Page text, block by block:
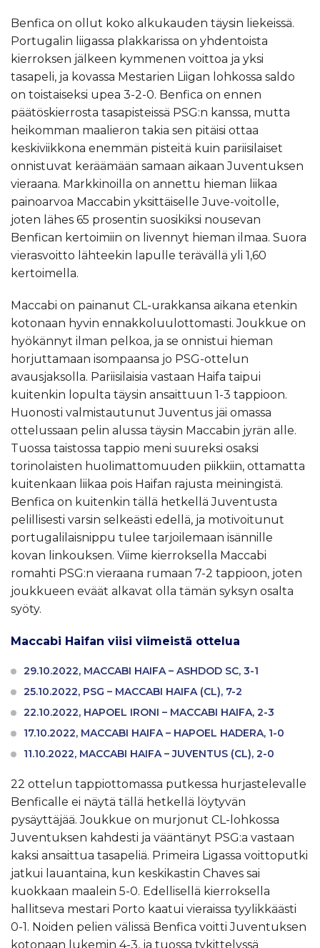
Benfica on ollut koko alkukauden täysin liekeissä.
Portugalin liigassa plakkarissa on yhdentoista
kierroksen jälkeen kymmenen voittoa ja yksi
tasapeli, ja kovassa Mestarien Liigan lohkossa saldo
on toistaiseksi upea 3-2-0. Benfica on ennen
päätöskierrosta tasapisteissä PSG:n kanssa, mutta
heikomman maalieron takia sen pitäisi ottaa
keskiviikkona enemmän pisteitä kuin pariisilaiset
onnistuvat keräämään samaan aikaan Juventuksen
vieraana. Markkinoilla on annettu hieman liikaa
painoarvoa Maccabin yksittäiselle Juve-voitolle,
joten lähes 65 prosentin suosikiksi nousevan
Benfican kertoimiin on livennyt hieman ilmaa. Suora
vierasvoitto lähteekin lapulle terävällä yli 1,60
kertoimella.
Maccabi on painanut CL-urakkansa aikana etenkin
kotonaan hyvin ennakkoluulottomasti. Joukkue on
hyökännyt ilman pelkoa, ja se onnistui hieman
horjuttamaan isompaansa jo PSG-ottelun
avausjaksolla. Pariisilaisia vastaan Haifa taipui
kuitenkin lopulta täysin ansaittuun 1-3 tappioon.
Huonosti valmistautunut Juventus jäi omassa
ottelussaan pelin alussa täysin Maccabin jyrän alle.
Tuossa taistossa tappio meni suureksi osaksi
torinolaisten huolimattomuuden piikkiin, ottamatta
kuitenkaan liikaa pois Haifan rajusta meiningistä.
Benfica on kuitenkin tällä hetkellä Juventusta
pelillisesti varsin selkeästi edellä, ja motivoitunut
portugalilaisnippu tulee tarjoilemaan isännille
kovan linkouksen. Viime kierroksella Maccabi
romahti PSG:n vieraana rumaan 7-2 tappioon, joten
joukkueen eväät alkavat olla tämän syksyn osalta
syöty.
Maccabi Haifan viisi viimeistä ottelua
29.10.2022, MACCABI HAIFA – ASHDOD SC, 3-1
25.10.2022, PSG – MACCABI HAIFA (CL), 7-2
22.10.2022, HAPOEL IRONI – MACCABI HAIFA, 2-3
17.10.2022, MACCABI HAIFA – HAPOEL HADERA, 1-0
11.10.2022, MACCABI HAIFA – JUVENTUS (CL), 2-0
22 ottelun tappiottomassa putkessa hurjastelevalle
Benficalle ei näytä tällä hetkellä löytyvän
pysäyttäjää. Joukkue on murjonut CL-lohkossa
Juventuksen kahdesti ja vääntänyt PSG:a vastaan
kaksi ansaittua tasapeliä. Primeira Ligassa voittoputki
jatkui lauantaina, kun keskikastin Chaves sai
kuokkaan maalein 5-0. Edellisellä kierroksella
hallitseva mestari Porto kaatui vieraissa tyylikkäästi
0-1. Noiden pelien välissä Benfica voitti Juventuksen
kotonaan lukemin 4-3, ja tuossa tykittelyssä